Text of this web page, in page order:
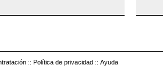
:: Política de privacidad :: Ayuda